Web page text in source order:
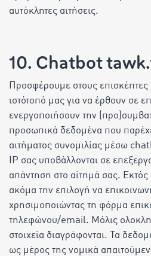
αυτόκλητες αιτήσεις.
10. Chatbot
Προσφέρουμε στους επισκέπτες
ιστότοπό μας για να έρθουν σε
ενεργοποιήσουν την
προσωπικά δεδομένα που
αιτήματος συνομιλίας μέσω
IP σας υποβάλλονται σε
απάντηση στο αίτημά σας. Εκτός
ακόμα την επιλογή να
χρησιμοποιώντας τη φόρμα
τηλεφώνου/email. Μόλις
στοιχεία διαγράφονται. Τα
ως μέρος της νομικά